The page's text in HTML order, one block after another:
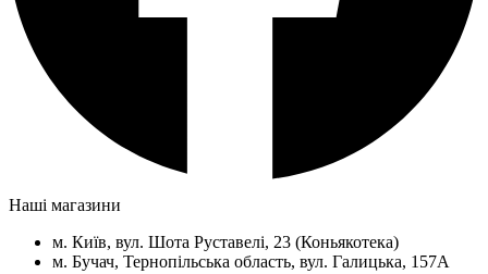
Наші магазини
м. Київ, вул. Шота Руставелі, 23 (Коньякотека)
м. Бучач, Тернопільська область, вул. Галицька, 157А